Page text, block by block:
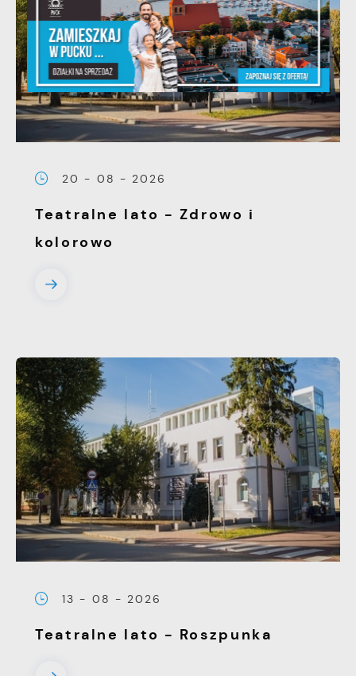
20 - 08 - 2026
Teatralne lato - Zdrowo i
kolorowo
13 - 08 - 2026
Teatralne lato - Roszpunka